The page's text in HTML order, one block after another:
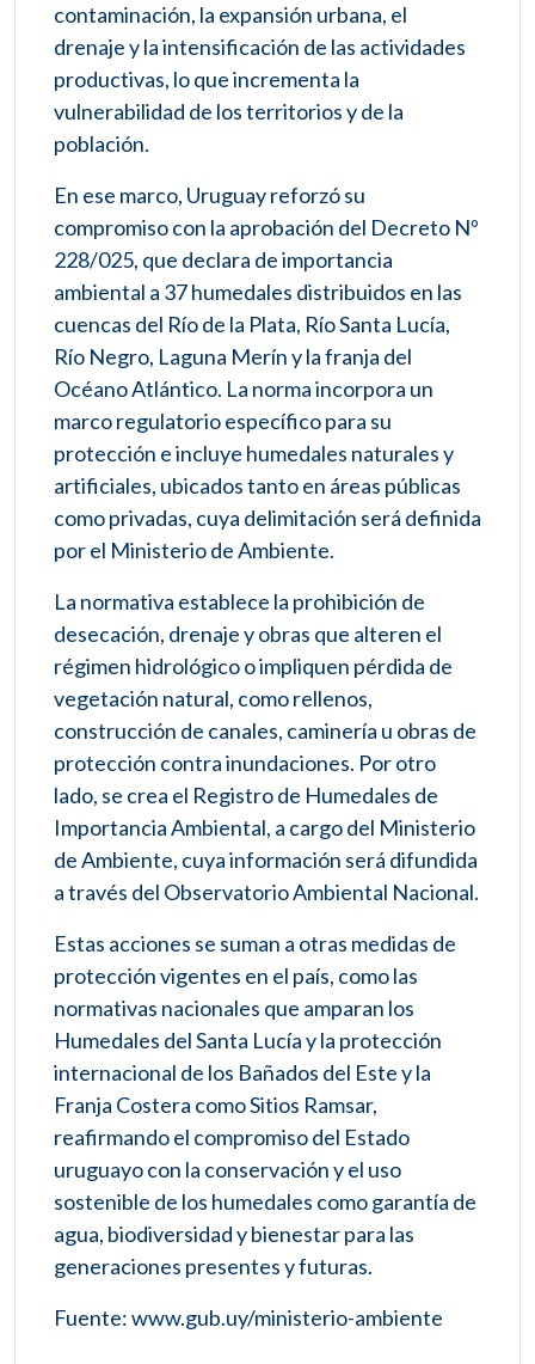
contaminación, la expansión urbana, el
drenaje y la intensificación de las actividades
productivas, lo que incrementa la
vulnerabilidad de los territorios y de la
población.
En ese marco, Uruguay reforzó su
compromiso con la aprobación del Decreto Nº
228/025, que declara de importancia
ambiental a 37 humedales distribuidos en las
cuencas del Río de la Plata, Río Santa Lucía,
Río Negro, Laguna Merín y la franja del
Océano Atlántico. La norma incorpora un
marco regulatorio específico para su
protección e incluye humedales naturales y
artificiales, ubicados tanto en áreas públicas
como privadas, cuya delimitación será definida
por el Ministerio de Ambiente.
La normativa establece la prohibición de
desecación, drenaje y obras que alteren el
régimen hidrológico o impliquen pérdida de
vegetación natural, como rellenos,
construcción de canales, caminería u obras de
protección contra inundaciones. Por otro
lado, se crea el Registro de Humedales de
Importancia Ambiental, a cargo del Ministerio
de Ambiente, cuya información será difundida
a través del Observatorio Ambiental Nacional.
Estas acciones se suman a otras medidas de
protección vigentes en el país, como las
normativas nacionales que amparan los
Humedales del Santa Lucía y la protección
internacional de los Bañados del Este y la
Franja Costera como Sitios Ramsar,
reafirmando el compromiso del Estado
uruguayo con la conservación y el uso
sostenible de los humedales como garantía de
agua, biodiversidad y bienestar para las
generaciones presentes y futuras.
Fuente: www.gub.uy/ministerio-ambiente